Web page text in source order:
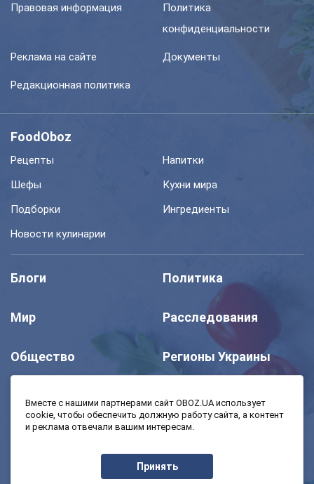
Правовая информация
Политика
конфиденциальности
Реклама на сайте Документы
Редакционная политика
FoodOboz
Рецепты
Напитки
Шефы
Кухни мира
Подборки
Ингредиенты
Новости кулинарии
Блоги Политика
Мир Расследования
Общество Регионы Украины
Моя школа Авто
Экономика
Вместе с нашими партнерами сайт OBOZ.UA использует
cookie, чтобы обеспечить должную работу сайта, а контент
и реклама отвечали вашим интересам.
Принять